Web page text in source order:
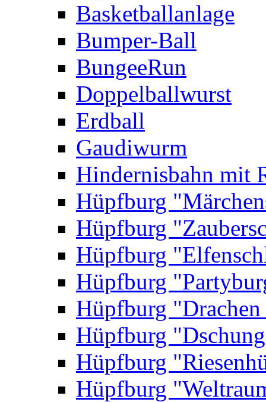
Basketballanlage
Bumper-Ball
BungeeRun
Doppelballwurst
Erdball
Gaudiwurm
Hindernisbahn mit
Hüpfburg
Hüpfburg
Hüpfburg
Hüpfburg
Hüpfburg
Hüpfburg
Hüpfburg
Hüpfburg